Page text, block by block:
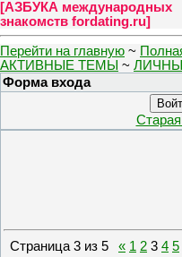
[АЗБУКА международных
знакомств fordating.ru]
Перейти на главную ~
АКТИВНЫЕ ТЕМЫ ~
Форма входа
Страница3 из 5 « 1 2 3 4 5